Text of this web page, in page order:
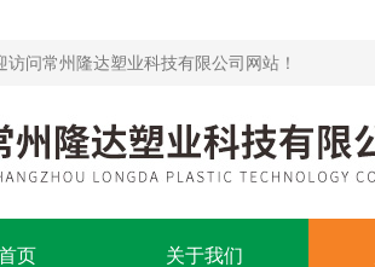
访问常州隆达塑业科技有限公司网站！
页 关于我们